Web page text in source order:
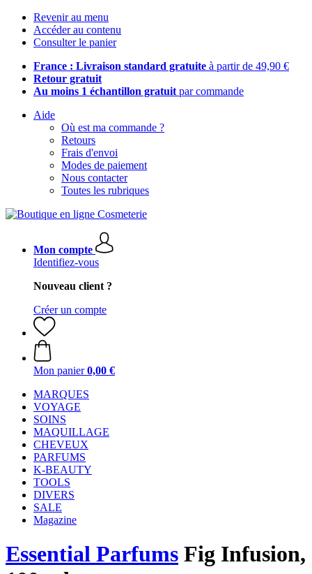
Revenir au menu
Accéder au contenu
Consulter le panier
France : Livraison standard gratuite à partir de 49,90 €
Retour gratuit
Au moins 1 échantillon gratuit par commande
Aide
Où est ma commande ?
Retours
Frais d'envoi
Modes de paiement
Nous contacter
Toutes les rubriques
Mon compte
Identifiez-vous
Nouveau client ?
Créer un compte
Mon panier 0,00 €
MARQUES
VOYAGE
SOINS
MAQUILLAGE
CHEVEUX
PARFUMS
K-BEAUTY
TOOLS
DIVERS
SALE
Magazine
Essential Parfums Fig Infusion,